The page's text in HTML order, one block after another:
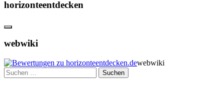
horizonteentdecken
webwiki
webwiki
Suchen
nach: